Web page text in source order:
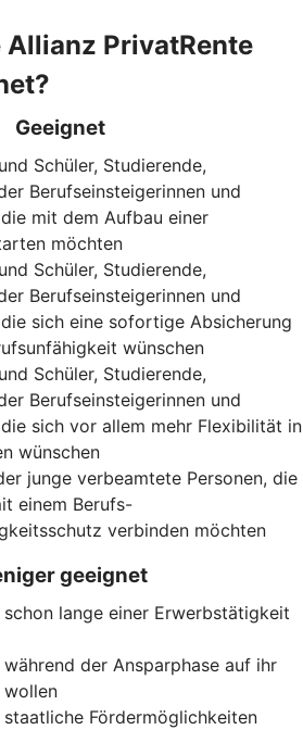
Allianz Privat­Rente
Geeignet
Schüler, Studierende,
Berufseinsteigerinnen und
mit dem Aufbau einer
möchten
Schüler, Studierende,
Berufseinsteigerinnen und
sich eine sofortige Absicherung
wünschen
Schüler, Studierende,
Berufseinsteigerinnen und
sich vor allem mehr Flexibilität in
wünschen
junge verbeamtete Personen, die
einem Berufs-
verbinden möchten
geeignet
lange einer Erwerbstätigkeit
der Ansparphase auf ihr
wollen
Fördermöglichkeiten